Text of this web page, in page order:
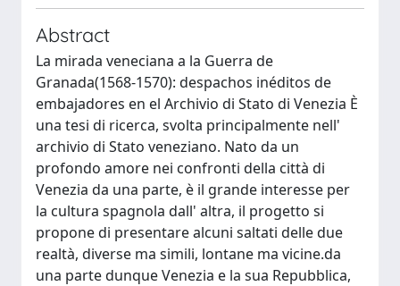
Abstract
La mirada veneciana a la Guerra de
Granada(1568-1570): despachos inéditos de
embajadores en el Archivio di Stato di Venezia È
una tesi di ricerca, svolta principalmente nell'
archivio di Stato veneziano. Nato da un
profondo amore nei confronti della città di
Venezia da una parte, è il grande interesse per
la cultura spagnola dall' altra, il progetto si
propone di presentare alcuni saltati delle due
realtà, diverse ma simili, lontane ma vicine.da
una parte dunque Venezia e la sua Repubblica,